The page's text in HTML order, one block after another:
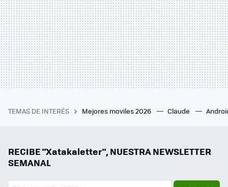
TEMAS DE INTERÉS Mejores moviles 2026 Claude
RECIBE "Xatakaletter", NUESTRA NEWSLETTER
SEMANAL